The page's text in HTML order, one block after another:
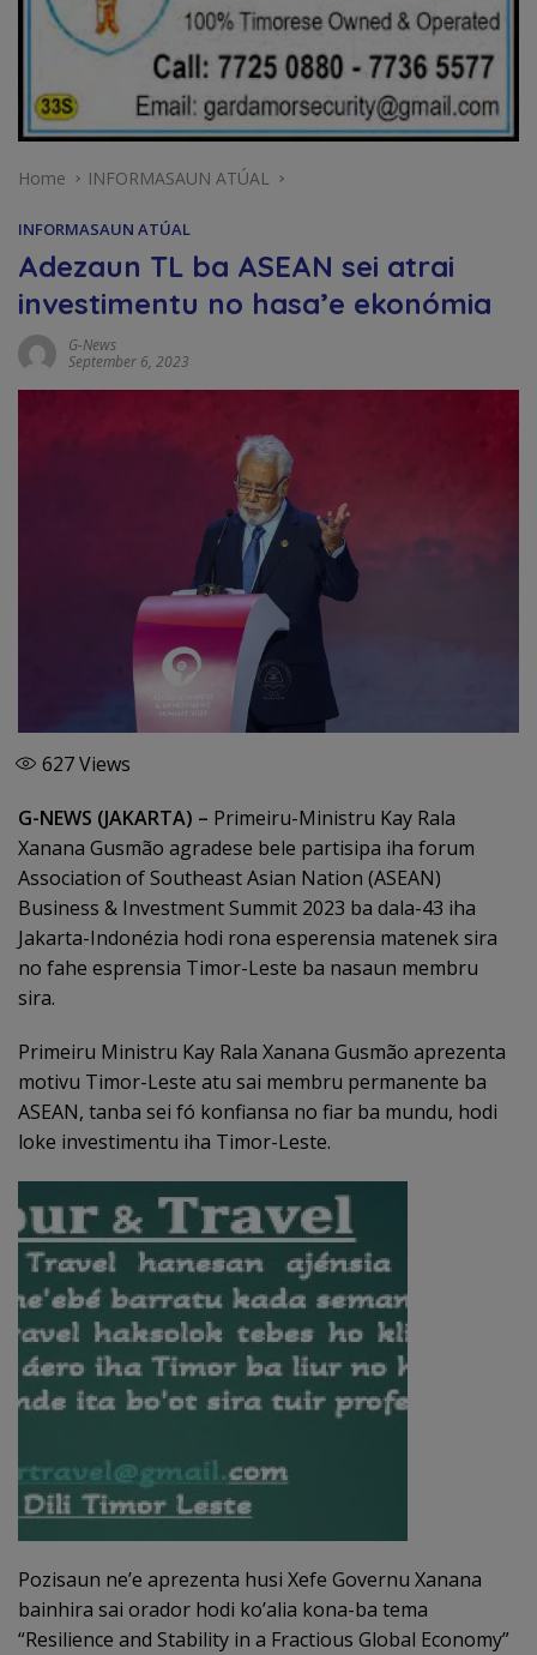
Home INFORMASAUN ATÚAL
INFORMASAUN ATÚAL
Adezaun TL ba ASEAN sei atrai
investimentu no hasa’e ekonómia
G-News
September 6, 2023
627Views
G-NEWS (JAKARTA) – Primeiru-Ministru Kay Rala
Xanana Gusmão agradese bele partisipa iha forum
Association of Southeast Asian Nation (ASEAN)
Business & Investment Summit 2023 ba dala-43 iha
Jakarta-Indonézia hodi rona esperensia matenek sira
no fahe esprensia Timor-Leste ba nasaun membru
sira.
Primeiru Ministru Kay Rala Xanana Gusmão aprezenta
motivu Timor-Leste atu sai membru permanente ba
ASEAN, tanba sei fó konfiansa no fiar ba mundu, hodi
loke investimentu iha Timor-Leste.
Pozisaun ne’e aprezenta husi Xefe Governu Xanana
bainhira sai orador hodi ko’alia kona-ba tema
“Resilience and Stability in a Fractious Global Economy”